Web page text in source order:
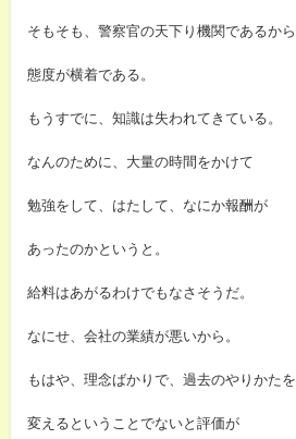
そもそも、警察官の天下り機関であるから
態度が横着である。
もうすでに、知識は失われてきている。
なんのために、大量の時間をかけて
勉強をして、はたして、なにか報酬が
あったのかというと。
給料はあがるわけでもなさそうだ。
なにせ、会社の業績が悪いから。
もはや、理念ばかりで、過去のやりかたを
変えるということでないと評価が